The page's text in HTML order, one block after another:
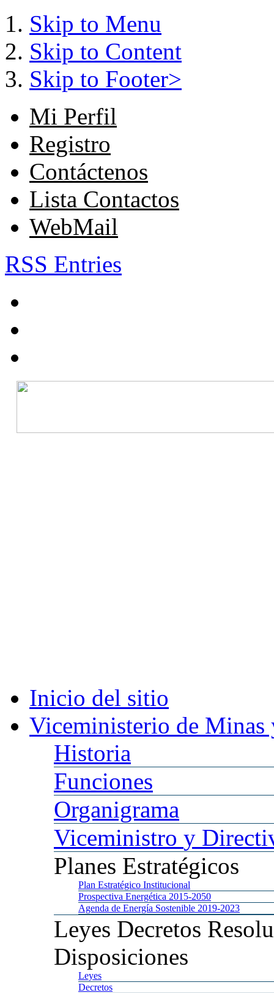
Skip to Menu
Skip to Content
Skip to Footer>
Mi Perfil
Registro
Contáctenos
Lista Contactos
WebMail
RSS Entries
Inicio del sitio
Viceministerio de Minas
Historia
Funciones
Organigrama
Viceministro y
Planes Estratégicos
Plan Estratégico Institucional
Prospectiva Energética 2015-2050
Agenda de Energía Sostenible 2019-2023
Leyes Decretos
Disposiciones
Leyes
Decretos